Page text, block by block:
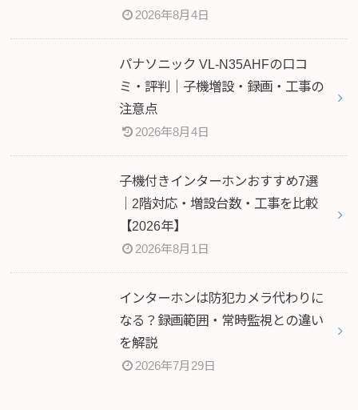
2026年8月4日
パナソニック VL-N35AHFの口コ
ミ・評判｜子機増設・録画・工事の
注意点
2026年8月4日
子機付きインターホンおすすめ7選
｜2階対応・増設台数・工事を比較
【2026年】
2026年8月1日
インターホンは防犯カメラ代わりに
なる？録画範囲・常時監視との違い
を解説
2026年7月29日